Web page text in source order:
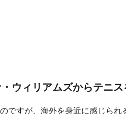
ウィリアムズからテニス
ですが、海外を身近に感じられ